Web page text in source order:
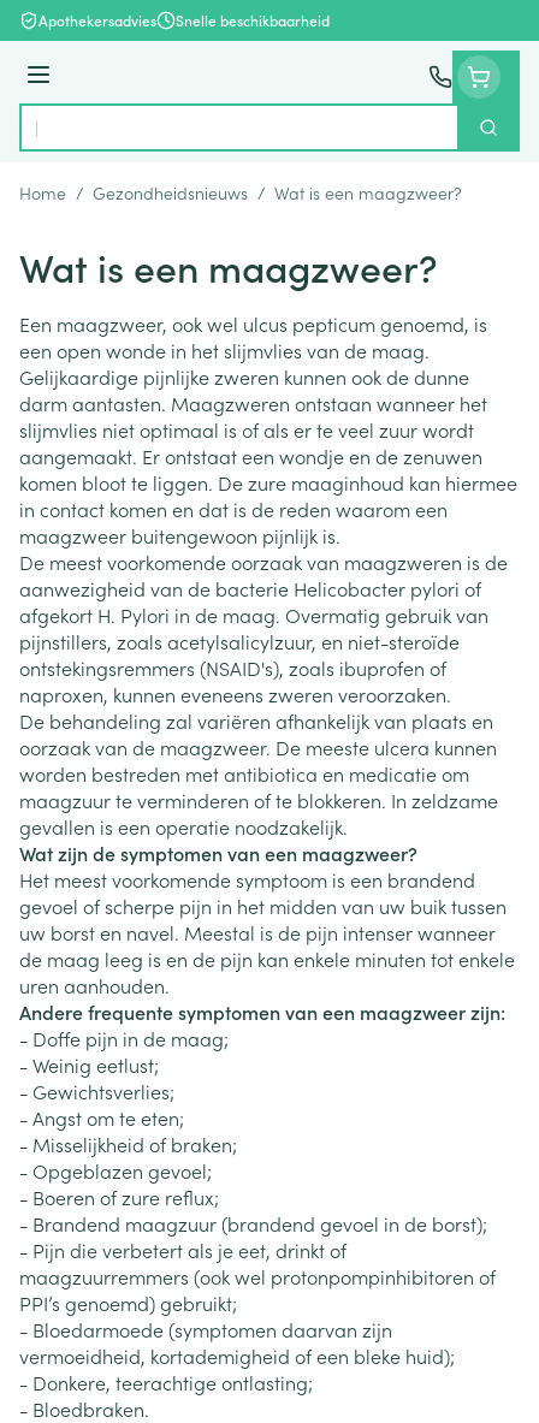
Ga naar de inhoud
Apothekersadvies Snelle beschikbaarheid
Menu
Product, merk, categorie...
Zoek
Home / Gezondheidsnieuws / Wat is een maagzweer?
Wat is een maagzweer?
Een maagzweer, ook wel ulcus pepticum genoemd, is
een open wonde in het slijmvlies van de maag.
Gelijkaardige pijnlijke zweren kunnen ook de dunne
darm aantasten. Maagzweren ontstaan wanneer het
slijmvlies niet optimaal is of als er te veel zuur wordt
aangemaakt. Er ontstaat een wondje en de zenuwen
komen bloot te liggen. De zure maaginhoud kan hiermee
in contact komen en dat is de reden waarom een
maagzweer buitengewoon pijnlijk is.
De meest voorkomende oorzaak van maagzweren is de
aanwezigheid van de bacterie Helicobacter pylori of
afgekort H. Pylori in de maag. Overmatig gebruik van
pijnstillers, zoals acetylsalicylzuur, en niet-steroïde
ontstekingsremmers (NSAID's), zoals ibuprofen of
naproxen, kunnen eveneens zweren veroorzaken.
De behandeling zal variëren afhankelijk van plaats en
oorzaak van de maagzweer. De meeste ulcera kunnen
worden bestreden met antibiotica en medicatie om
maagzuur te verminderen of te blokkeren. In zeldzame
gevallen is een operatie noodzakelijk.
Wat zijn de symptomen van een maagzweer?
Het meest voorkomende symptoom is een brandend
gevoel of scherpe pijn in het midden van uw buik tussen
uw borst en navel. Meestal is de pijn intenser wanneer
de maag leeg is en de pijn kan enkele minuten tot enkele
uren aanhouden.
Andere frequente symptomen van een maagzweer zijn:
- Doffe pijn in de maag;
- Weinig eetlust;
- Gewichtsverlies;
- Angst om te eten;
- Misselijkheid of braken;
- Opgeblazen gevoel;
- Boeren of zure reflux;
- Brandend maagzuur (brandend gevoel in de borst);
- Pijn die verbetert als je eet, drinkt of
maagzuurremmers (ook wel protonpompinhibitoren of
PPI’s genoemd) gebruikt;
- Bloedarmoede (symptomen daarvan zijn
vermoeidheid, kortademigheid of een bleke huid);
- Donkere, teerachtige ontlasting;
- Bloedbraken.